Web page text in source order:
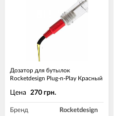
Дозатор для бутылок
Rocketdesign Plug-n-Play Красный
Цена 270 грн.
Бренд Rocketdesign